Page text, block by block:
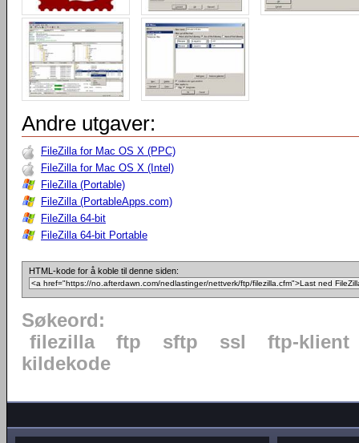
Andre utgaver:
FileZilla for Mac OS X (PPC)
FileZilla for Mac OS X (Intel)
FileZilla (Portable)
FileZilla (PortableApps.com)
FileZilla 64-bit
FileZilla 64-bit Portable
HTML-kode for å koble til denne siden:
Søkeord:
filezilla
ftp sftp ssl
ftp-klient
kildekode